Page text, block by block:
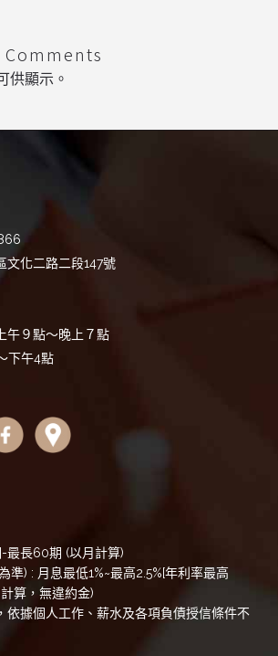
Comments
供顯示。
文化二路二段147號
午９點～晚上７點
下午4點
最長60期 (以月計算)
準) : 月息最低1%~最高2.5%[年利率最高
計算，無違約金)
依據個人工作、薪水及各項負債授信條件不